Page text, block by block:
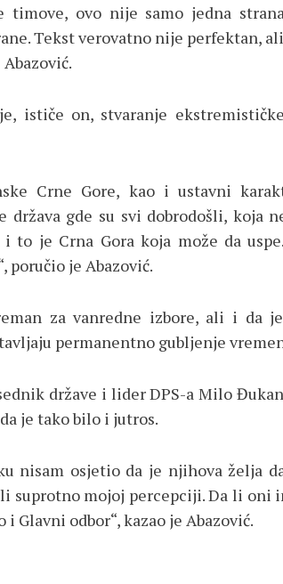
timove, ovo nije samo jedna
Tekst verovatno nije perfektan,
ističe on, stvaranje
Crne Gore, kao i ustavni
država gde su svi dobrodošli, koja
to je Crna Gora koja može da
poručio je Abazović.
za vanredne izbore, ali i da
permanentno gubljenje
države i lider DPS-a Milo
je tako bilo i jutros.
nisam osjetio da je njihova želja
suprotno mojoj percepciji. Da li oni
Glavni odbor“, kazao je Abazović.